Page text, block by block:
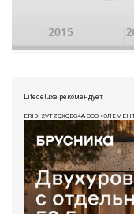
Lifedeluxe рекомендует
ERID: 2VTZQXQDG4A ООО